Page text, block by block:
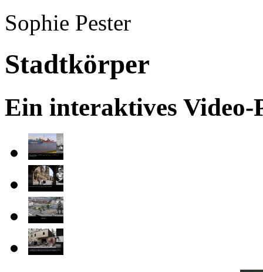
Sophie Pester
Stadtkörper
Ein interaktives Video-